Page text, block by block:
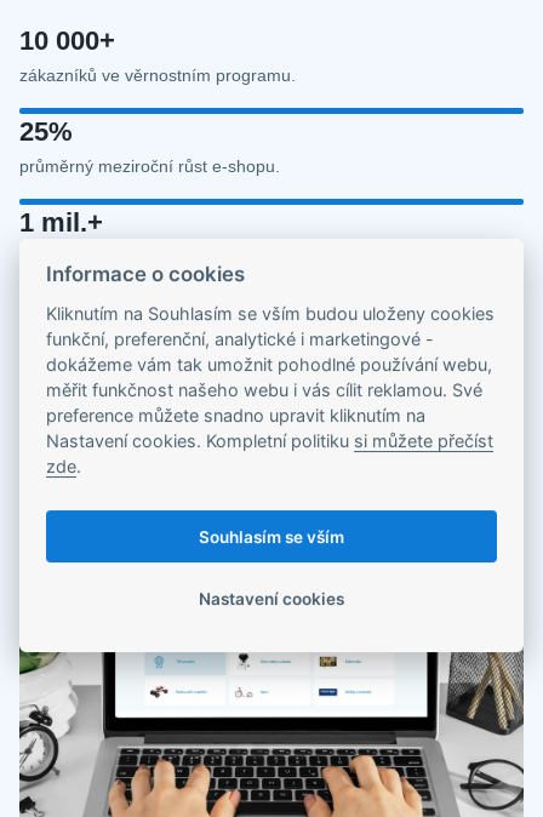
10 000+
zákazníků ve věrnostním programu.
25%
průměrný meziroční růst e-shopu.
1 mil.+
100 %
obsahu lze spravovat v editoru
Informace o cookies
Kliknutím na Souhlasím se vším budou uloženy cookies
funkční, preferenční, analytické i marketingové -
dokážeme vám tak umožnit pohodlné používání webu,
měřit funkčnost našeho webu i vás cílit reklamou. Své
preference můžete snadno upravit kliknutím na
Nastavení cookies. Kompletní politiku si můžete přečíst
zde.
Souhlasím se vším
Nastavení cookies